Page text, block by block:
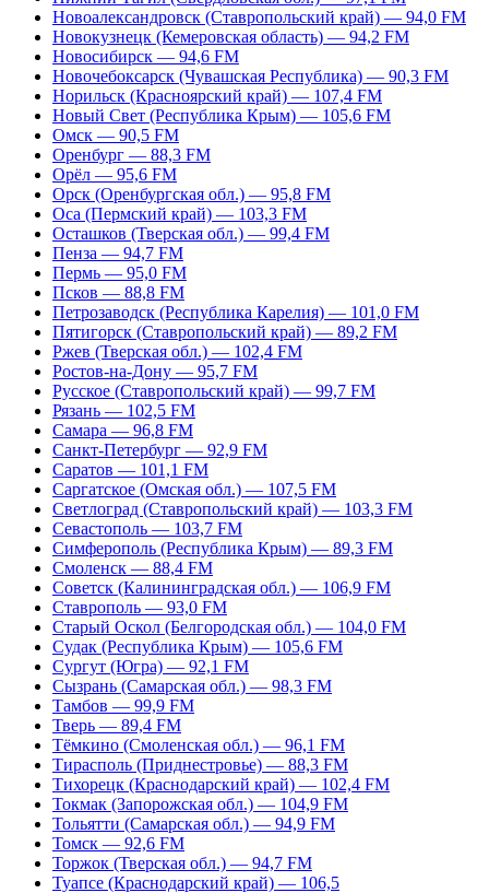
Новоалександровск (Ставропольский край) — 94,0 FM
Новокузнецк (Кемеровская область) — 94,2 FM
Новосибирск — 94,6 FM
Новочебоксарск (Чувашская Республика) — 90,3 FM
Норильск (Красноярский край) — 107,4 FM
Новый Свет (Республика Крым) — 105,6 FM
Омск — 90,5 FM
Оренбург — 88,3 FM
Орёл — 95,6 FM
Орск (Оренбургская обл.) — 95,8 FM
Оса (Пермский край) — 103,3 FM
Осташков (Тверская обл.) — 99,4 FM
Пенза — 94,7 FM
Пермь — 95,0 FM
Псков — 88,8 FM
Петрозаводск (Республика Карелия) — 101,0 FM
Пятигорск (Ставропольский край) — 89,2 FM
Ржев (Тверская обл.) — 102,4 FM
Ростов-на-Дону — 95,7 FM
Русское (Ставропольский край) — 99,7 FM
Рязань — 102,5 FM
Самара — 96,8 FM
Санкт-Петербург — 92,9 FM
Саратов — 101,1 FM
Саргатское (Омская обл.) — 107,5 FM
Светлоград (Ставропольский край) — 103,3 FM
Севастополь — 103,7 FM
Симферополь (Республика Крым) — 89,3 FM
Смоленск — 88,4 FM
Советск (Калининградская обл.) — 106,9 FM
Ставрополь — 93,0 FM
Старый Оскол (Белгородская обл.) — 104,0 FM
Судак (Республика Крым) — 105,6 FM
Сургут (Югра) — 92,1 FM
Сызрань (Самарская обл.) — 98,3 FM
Тамбов — 99,9 FM
Тверь — 89,4 FM
Тёмкино (Смоленская обл.) — 96,1 FM
Тирасполь (Приднестровье) — 88,3 FM
Тихорецк (Краснодарский край) — 102,4 FM
Токмак (Запорожская обл.) — 104,9 FM
Тольятти (Самарская обл.) — 94,9 FM
Томск — 92,6 FM
Торжок (Тверская обл.) — 94,7 FM
Туапсе (Краснодарский край) — 106,5